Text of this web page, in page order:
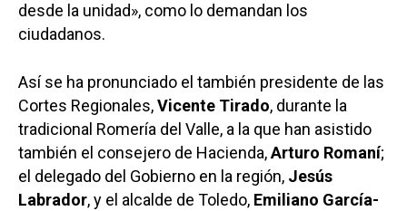
desde la unidad», como lo demandan los
ciudadanos.
Así se ha pronunciado el también presidente de las
Cortes Regionales,Vicente Tirado, durante la
tradicional Romería del Valle, a la que han asistido
también el consejero de Hacienda,Arturo Romaní;
el delegado del Gobierno en la región, Jesús
Labrador, y el alcalde de Toledo, Emiliano García-